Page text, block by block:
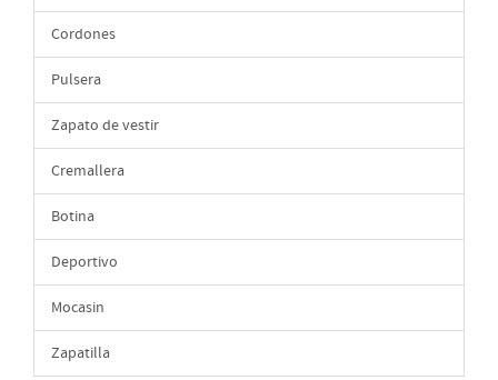
Cordones
Pulsera
Zapato de vestir
Cremallera
Botina
Deportivo
Mocasin
Zapatilla